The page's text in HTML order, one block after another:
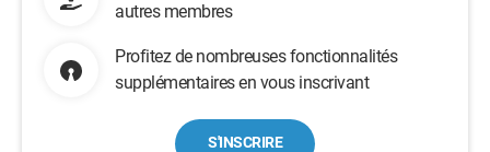
autres membres
Profitez de nombreuses fonctionnalités
supplémentaires en vous inscrivant
S'INSCRIRE